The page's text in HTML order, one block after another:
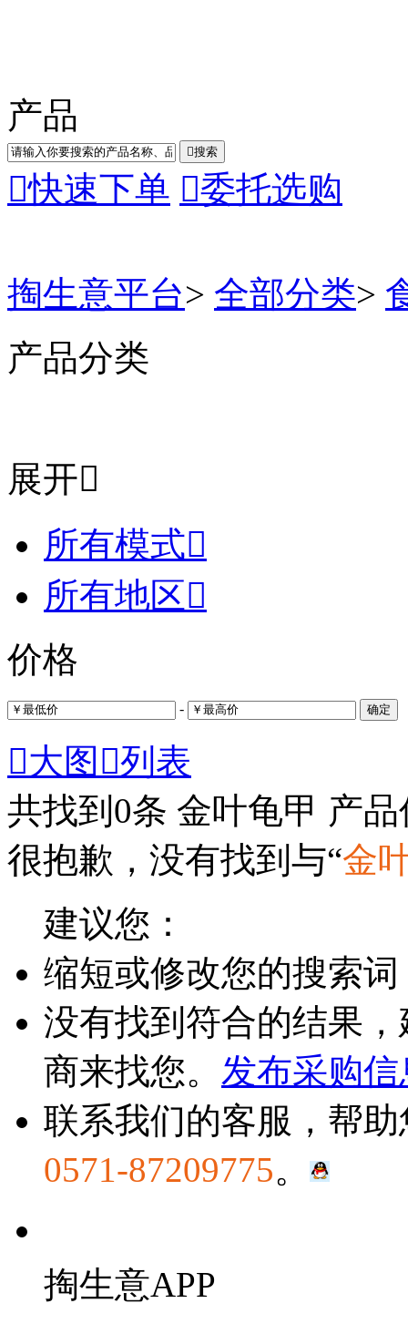
产品
搜索
快速下单 委托选购
掏生意平台> 全部分类>
产品分类
展开
所有模式
所有地区
价格
- 确定
大图 列表
共找到 0条 金叶龟甲 产
很抱歉，没有找到与“金
建议您：
缩短或修改您的搜索
没有找到符合的结果
商来找您。 发布采购信
联系我们的客服，帮
0571-87209775。
掏生意APP